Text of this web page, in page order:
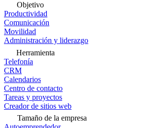
Objetivo
Productividad
Comunicación
Movilidad
Administración y liderazgo
Herramienta
Telefonía
CRM
Calendarios
Centro de contacto
Tareas y proyectos
Creador de sitios web
Tamaño de la empresa